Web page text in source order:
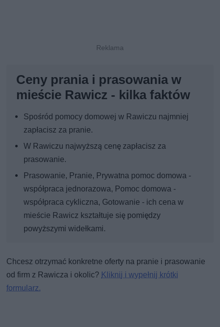
Ceny prania i prasowania w
mieście Rawicz - kilka faktów
Spośród pomocy domowej w Rawiczu najmniej
zapłacisz za pranie.
W Rawiczu najwyższą cenę zapłacisz za
prasowanie.
Prasowanie, Pranie, Prywatna pomoc domowa -
współpraca jednorazowa, Pomoc domowa -
współpraca cykliczna, Gotowanie - ich cena w
mieście Rawicz kształtuje się pomiędzy
powyższymi widełkami.
Chcesz otrzymać konkretne oferty na pranie i prasowanie
od firm z Rawicza i okolic? Kliknij i wypełnij krótki
formularz.